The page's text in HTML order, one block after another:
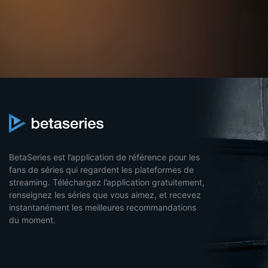
BetaSeries est l’application de référence pour les
fans de séries qui regardent les plateformes de
streaming. Téléchargez l’application gratuitement,
renseignez les séries que vous aimez, et recevez
instantanément les meilleures recommandations
du moment.